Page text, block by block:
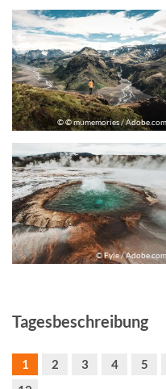
© © mumemories / Adobe.com
© Fyle / Adobe.com
Tagesbeschreibung
1 2 3 4 5